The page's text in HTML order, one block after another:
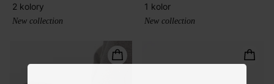
2 kolory
New collection
1 kolor
New collection